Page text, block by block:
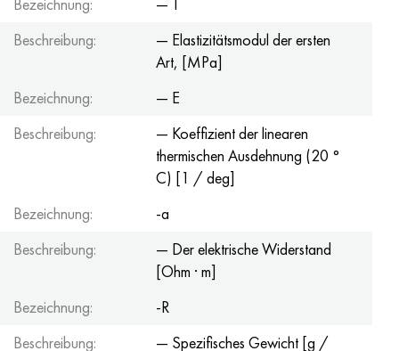
Beschreibung:
— Elastizitätsmodul der ersten
Art, [MPa]
Bezeichnung:
— E
Beschreibung:
— Koeffizient der linearen
thermischen Ausdehnung (20 °
C) [1 / deg]
Bezeichnung:
-a
Beschreibung:
— Der elektrische Widerstand
[Ohm · m]
Bezeichnung:
-R
Beschreibung:
— Spezifisches Gewicht [g /
Hastelloy C-276
Hastelloy C2000
Hastelloy 3
Hastelloy x
40HFA, 1.7223, aisi 4142
45H, 45h, 1.7035
45HN2MFA, k2425, 45hnmf
А40G, 44smn28, 1.0762, 46s20